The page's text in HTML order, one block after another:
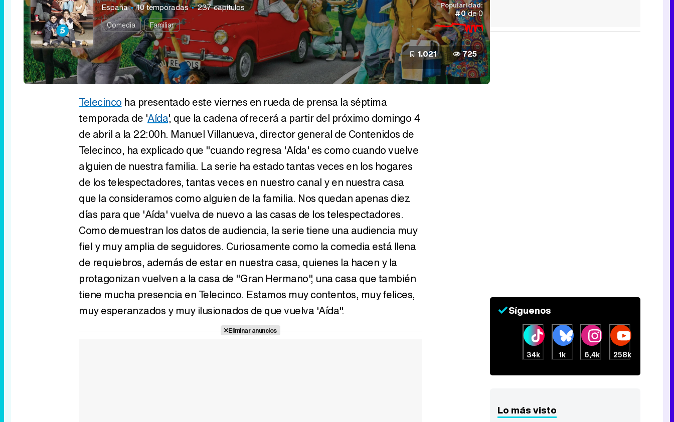
España 10 temporadas 237 capítulos
Comedia Familiar
Popularidad:
#0de 0
1.021 725
Telecinco ha presentado este viernes en rueda de prensa la séptima
temporada de 'Aída', que la cadena ofrecerá a partir del próximo domingo 4
de abril a la 22:00h. Manuel Villanueva, director general de Contenidos de
Telecinco, ha explicado que "cuando regresa 'Aída' es como cuando vuelve
alguien de nuestra familia. La serie ha estado tantas veces en los hogares
de los telespectadores, tantas veces en nuestro canal y en nuestra casa
que la consideramos como alguien de la familia. Nos quedan apenas diez
días para que 'Aída' vuelva de nuevo a las casas de los telespectadores.
Como demuestran los datos de audiencia, la serie tiene una audiencia muy
fiel y muy amplia de seguidores. Curiosamente como la comedia está llena
de requiebros, además de estar en nuestra casa, quienes la hacen y la
protagonizan vuelven a la casa de "Gran Hermano", una casa que también
tiene mucha presencia en Telecinco. Estamos muy contentos, muy felices,
muy esperanzados y muy ilusionados de que vuelva 'Aída".
Eliminar anuncios
Síguenos
34k 1k 6,4k 258k
Lo más visto